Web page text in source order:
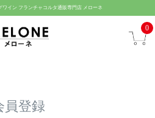
ワイン フランチャコルタ通販専門店 メローネ
0
員登録
ジト
ップ